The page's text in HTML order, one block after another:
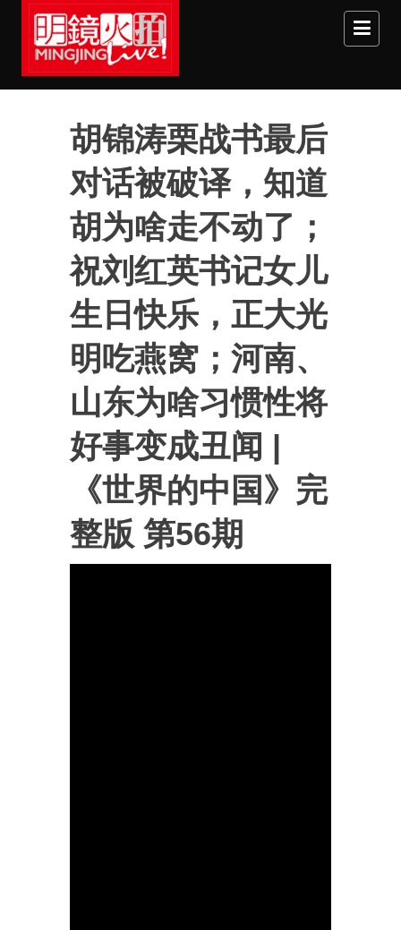
Skip to main content
胡锦涛栗战书最后
对话被破译，知道
胡为啥走不动了；
祝刘红英书记女儿
生日快乐，正大光
明吃燕窝；河南、
山东为啥习惯性将
好事变成丑闻 |
《世界的中国》完
整版 第56期